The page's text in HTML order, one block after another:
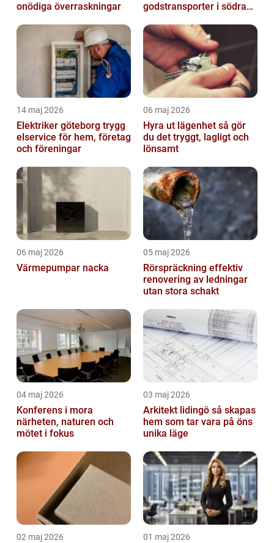
onödiga överraskningar
godstransporter i södra
14 maj 2026
Elektriker göteborg trygg
elservice för hem, företag
och föreningar
06 maj 2026
Hyra ut lägenhet så gör
du det tryggt, lagligt och
lönsamt
06 maj 2026
Värmepumpar nacka
05 maj 2026
Rörspräckning effektiv
renovering av ledningar
utan stora schakt
04 maj 2026
Konferens i mora
närheten, naturen och
mötet i fokus
03 maj 2026
Arkitekt lidingö så skapas
hem som tar vara på öns
unika läge
02 maj 2026 01 maj 2026